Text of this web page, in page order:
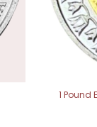
1 Pound